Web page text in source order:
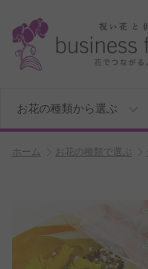
お花の種類から選ぶ
ホーム お花の種類で選ぶ